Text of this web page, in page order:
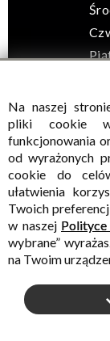
© Wszelkie
Na naszej
pliki cookie w
funkcjonowania
od wyrażonych
cookie do
ułatwienia
Twoich
w naszej
wybrane”
na Twoim